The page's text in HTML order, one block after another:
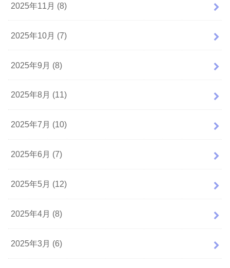
2025年11月 (8)
2025年10月 (7)
2025年9月 (8)
2025年8月 (11)
2025年7月 (10)
2025年6月 (7)
2025年5月 (12)
2025年4月 (8)
2025年3月 (6)